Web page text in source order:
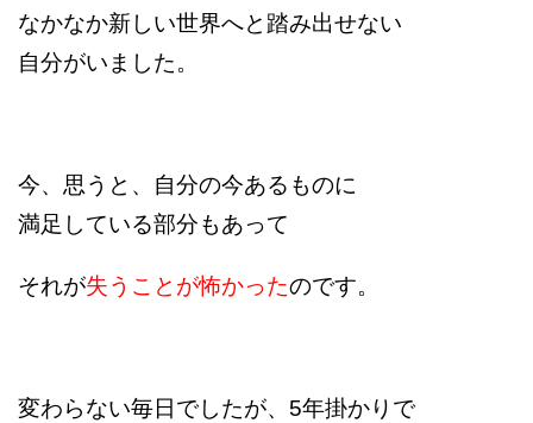
なかなか新しい世界へと踏み出せない
自分がいました。
今、思うと、自分の今あるものに
満足している部分もあって
それが失うことが怖かったのです。
変わらない毎日でしたが、5年掛かりで